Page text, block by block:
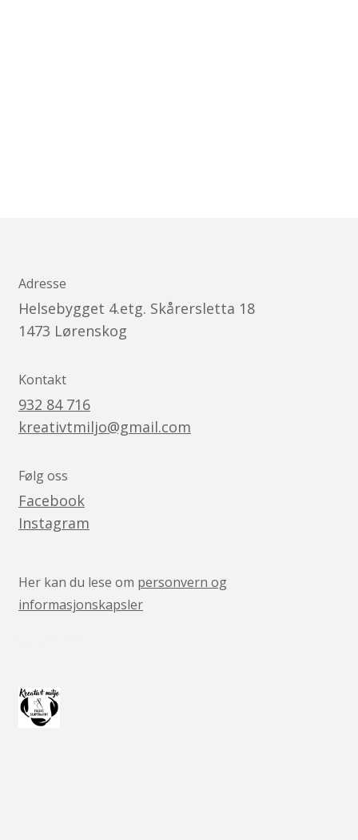
Adresse
Helsebygget 4.etg. Skårersletta 18
1473 Lørenskog
Kontakt
932 84 716
kreativtmiljo@gmail.com
Følg oss
Facebook
Instagram
Her kan du lese om personvern og
informasjonskapsler